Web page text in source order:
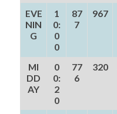
EVE
NIN
G
1
0:
0
0
87
7
967
MI
DD
AY
0
0:
2
0
77
6
320